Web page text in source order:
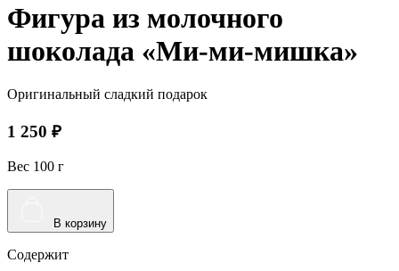
Фигура из молочного
шоколада «Ми-ми-мишка»
Оригинальный сладкий подарок
1 250 ₽
Вес 100 г
В корзину
Содержит